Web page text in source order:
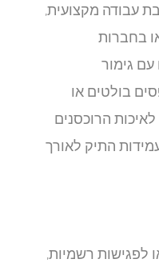
עבודה מקצועית,
בחברות
גימור
בולטים או
הרוכסנים
התיק לאורך
רשמיות,